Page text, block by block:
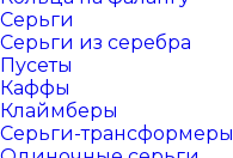
Серьги
Серьги из серебра
Пусеты
Каффы
Клаймберы
Серьги-трансформеры